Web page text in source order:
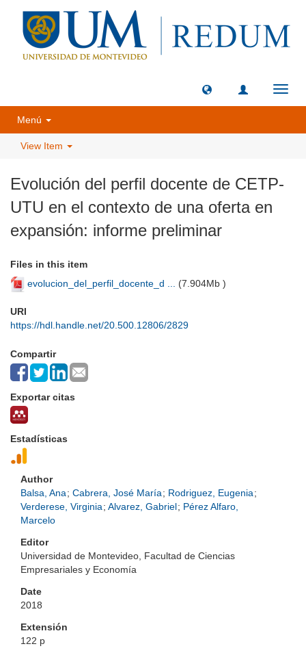
Menú
View Item
Evolución del perfil docente de CETP-
UTU en el contexto de una oferta en
expansión: informe preliminar
Files in this item
evolucion_del_perfil_docente_d ... (7.904Mb )
URI
https://hdl.handle.net/20.500.12806/2829
Compartir
Exportar citas
Estadísticas
Author
Balsa, Ana; Cabrera, José María; Rodriguez, Eugenia;
Verderese, Virginia; Alvarez, Gabriel; Pérez Alfaro,
Marcelo
Editor
Universidad de Montevideo, Facultad de Ciencias
Empresariales y Economía
Date
2018
Extensión
122 p